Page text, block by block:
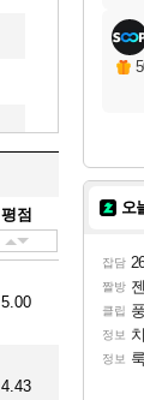
평점
5.00
4.43
오
잡담
짤방
클립 풍
정보
정보